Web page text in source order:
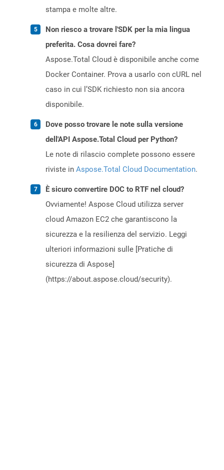
stampa e molte altre.
Non riesco a trovare l'SDK per la mia lingua
preferita. Cosa dovrei fare?
Aspose.Total Cloud è disponibile anche come
Docker Container. Prova a usarlo con cURL nel
caso in cui l’SDK richiesto non sia ancora
disponibile.
Dove posso trovare le note sulla versione
dell'API Aspose.Total Cloud per Python?
Le note di rilascio complete possono essere
riviste in Aspose.Total Cloud Documentation.
È sicuro convertire DOC to RTF nel cloud?
Ovviamente! Aspose Cloud utilizza server
cloud Amazon EC2 che garantiscono la
sicurezza e la resilienza del servizio. Leggi
ulteriori informazioni sulle [Pratiche di
sicurezza di Aspose]
(https://about.aspose.cloud/security).